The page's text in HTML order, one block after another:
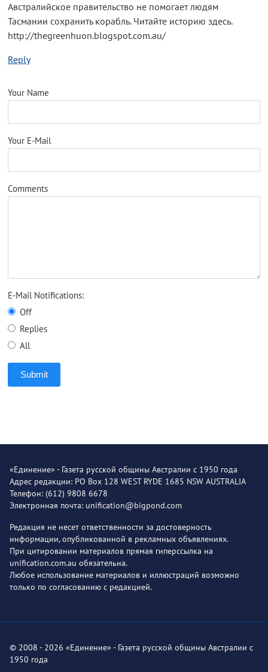
Австралийское правительство не помогает людям
Тасмании сохранить корабль. Читайте историю здесь.
http://thegreenhuon.blogspot.com.au/
Reply
Your Name
Your E-Mail
Comments
E-Mail Notifications:
Off
Replies
All
Submit
«Единение» - Газета русской общины Австралии с 1950 года
Адрес редакции: PO Box 128 WEST RYDE 1685 NSW AUSTRALIA
Телефон: (612) 9808 6678
Электронная почта: unification@bigpond.com
Редакция не несет ответственности за достоверность
информации, опубликованной в рекламных объявлениях.
При цитировании материалов прямая гиперссылка на
unification.com.au обязательна.
Любое использование материалов и иллюстраций возможно
только по согласованию с редакцией.
© 2008 - 2026 «Единение» - Газета русской общины Австралии с
1950 года